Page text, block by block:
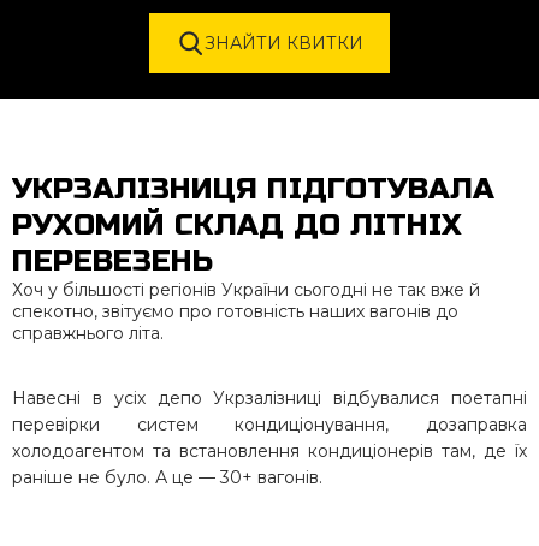
УКРЗАЛІЗНИЦЯ ПІДГОТУВАЛА
РУХОМИЙ СКЛАД ДО ЛІТНІХ
ПЕРЕВЕЗЕНЬ
Хоч у більшості регіонів України сьогодні не так вже й
спекотно, звітуємо про готовність наших вагонів до
справжнього літа.
Навесні в усіх депо Укрзалізниці відбувалися поетапні
перевірки систем кондиціонування, дозаправка
холодоагентом та встановлення кондиціонерів там, де їх
раніше не було. А це — 30+ вагонів.